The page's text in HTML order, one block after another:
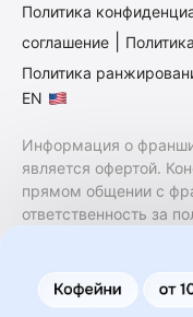
Политика
соглашение
Политика
EN
Информация о
является офертой.
прямом общении с
ответственность за
финансовые услуги.
коммерческой